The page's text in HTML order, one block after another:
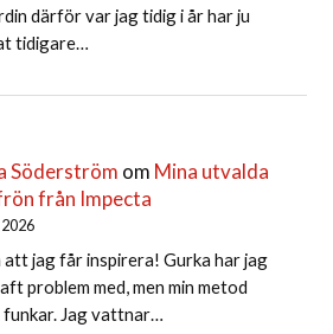
därför var jag tidig i år har ju
tidigare…
Söderström om Mina utvalda
från Impecta
att jag får inspirera! Gurka har jag
problem med, men min metod
funkar. Jag vattnar…